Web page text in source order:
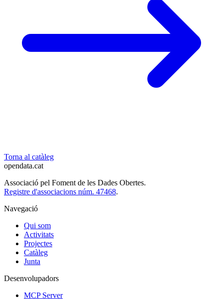
Torna al catàleg
opendata.cat
Associació pel Foment de les Dades Obertes.
Registre d'associacions núm. 47468.
Navegació
Qui som
Activitats
Projectes
Catàleg
Junta
Desenvolupadors
MCP Server